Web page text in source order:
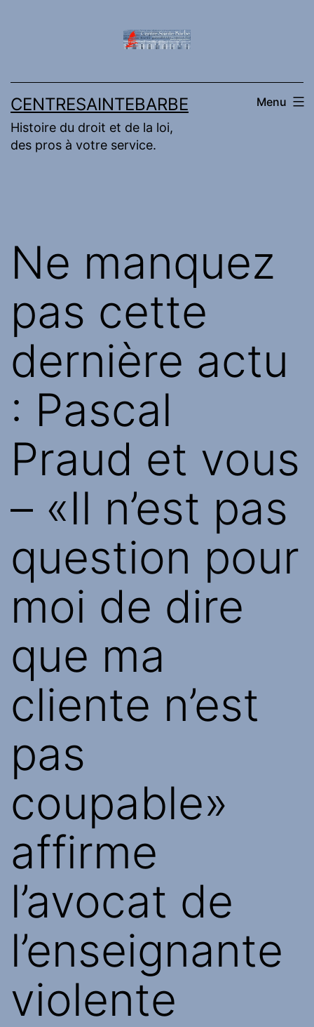
CENTRESAINTEBARBE
Histoire du droit et de la loi,
des pros à votre service.
Menu
Ne manquez
pas cette
dernière actu
: Pascal
Praud et vous
– «Il n’est pas
question pour
moi de dire
que ma
cliente n’est
pas
coupable»
affirme
l’avocat de
l’enseignante
violente